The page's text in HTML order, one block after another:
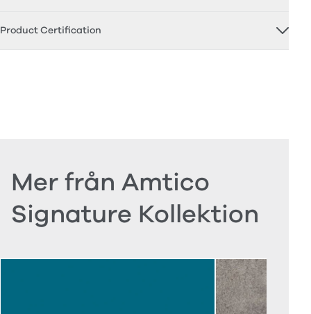
Product Certification
Mer från Amtico
Signature Kollektion